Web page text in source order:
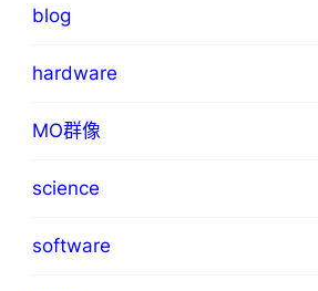
blog
hardware
MO群像
science
software